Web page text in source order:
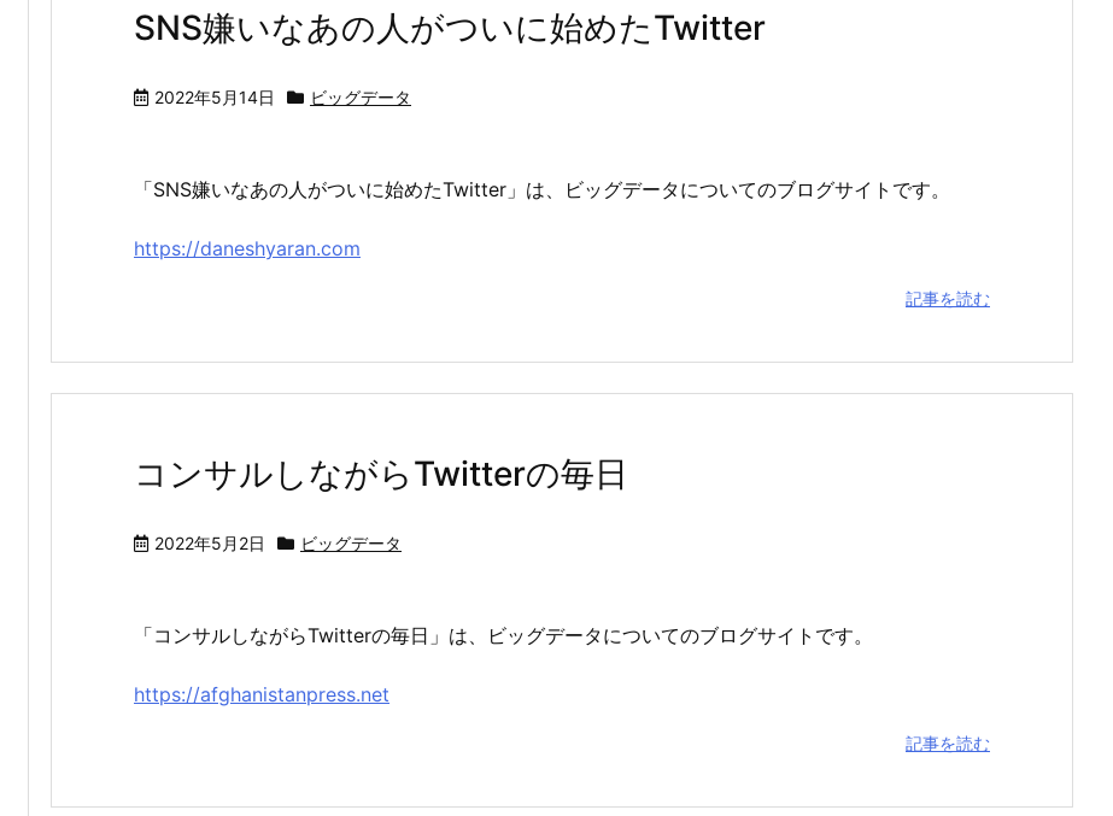
SNS嫌いなあの人がついに始めたTwitter
2022年5月14日 ビッグデータ
「SNS嫌いなあの人がついに始めたTwitter」は、ビッグデータについてのブログサイトです。
https://daneshyaran.com
記事を読む
コンサルしながらTwitterの毎日
2022年5月2日 ビッグデータ
「コンサルしながらTwitterの毎日」は、ビッグデータについてのブログサイトです。
https://afghanistanpress.net
記事を読む